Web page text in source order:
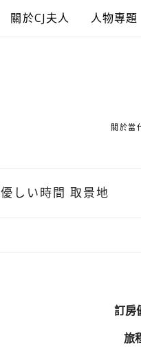
關於CJ夫人 人物專題
關於當
優しい時間 取景地
訂房
旅